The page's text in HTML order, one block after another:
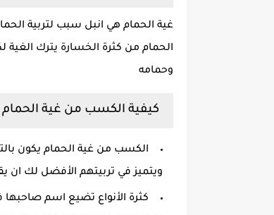
غية الحمام هي انبل سبب لتربية
الحمام من كثرة الخسارة يترك
وحمامه
كيفية الكسب من غية الحمام
الكسب من غية الحمام يكون
ويتميز في تربيتهم الأفضل لك ان
كثرة الأنواع تضيع اسم